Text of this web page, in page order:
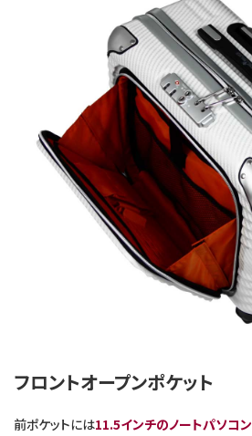
フロントオープンポケット
前ポケットには11.5インチのノートパソコン